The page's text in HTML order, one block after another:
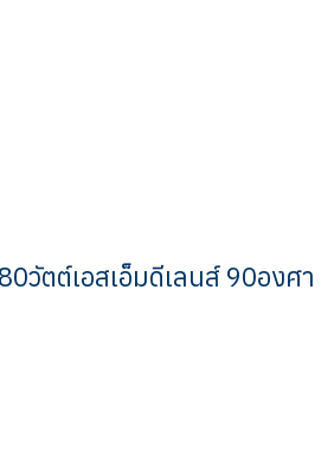
วัตต์เอสเอ็มดีเลนส์ 90องศา